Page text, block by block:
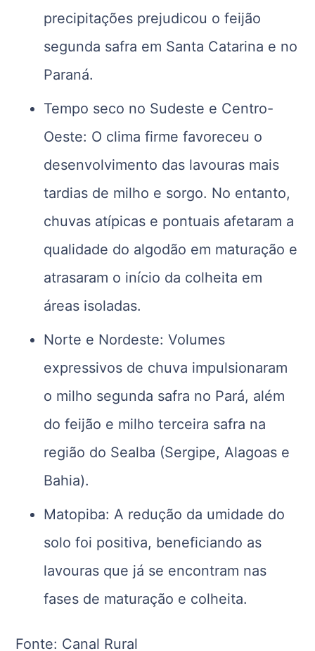
precipitações prejudicou o feijão
segunda safra em Santa Catarina e no
Paraná.
Tempo seco no Sudeste e Centro-
Oeste: O clima firme favoreceu o
desenvolvimento das lavouras mais
tardias de milho e sorgo. No entanto,
chuvas atípicas e pontuais afetaram a
qualidade do algodão em maturação e
atrasaram o início da colheita em
áreas isoladas.
Norte e Nordeste: Volumes
expressivos de chuva impulsionaram
o milho segunda safra no Pará, além
do feijão e milho terceira safra na
região do Sealba (Sergipe, Alagoas e
Bahia).
Matopiba: A redução da umidade do
solo foi positiva, beneficiando as
lavouras que já se encontram nas
fases de maturação e colheita.
Fonte: Canal Rural